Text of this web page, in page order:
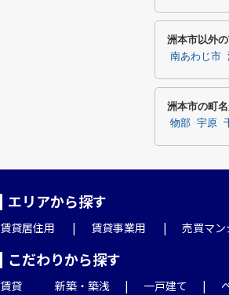
洲本市以外
南あわじ市
洲本市の町
物部 宇原
エリアから探す
賃貸居住用 賃貸事業用 売買マン
こだわりから探す
賃貸 新築・築浅 一戸建て